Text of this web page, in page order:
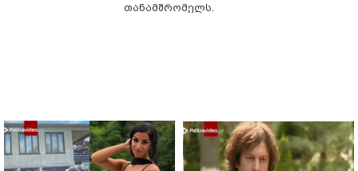
თანამშრომელს.